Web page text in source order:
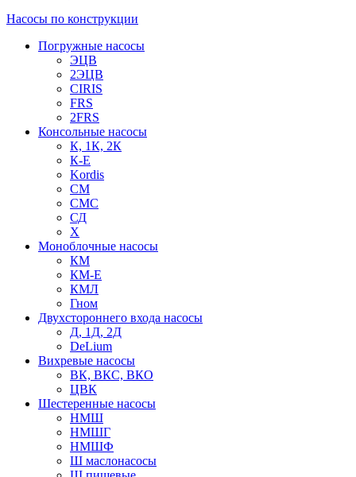
Насосы по конструкции
Погружные насосы
ЭЦВ
2ЭЦВ
CIRIS
FRS
2FRS
Консольные насосы
К, 1К, 2К
К-Е
Kordis
СМ
СМС
СД
Х
Моноблочные насосы
КМ
КМ-Е
КМЛ
Гном
Двухстороннего входа насосы
Д, 1Д, 2Д
DeLium
Вихревые насосы
ВК, ВКС, ВКО
ЦВК
Шестеренные насосы
НМШ
НМШГ
НМШФ
Ш маслонасосы